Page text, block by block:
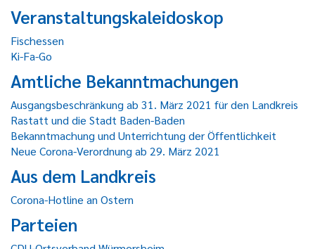
Veranstaltungskaleidoskop
Fischessen
Ki-Fa-Go
Amtliche Bekanntmachungen
Ausgangsbeschränkung ab 31. März 2021 für den Landkreis
Rastatt und die Stadt Baden-Baden
Bekanntmachung und Unterrichtung der Öffentlichkeit
Neue Corona-Verordnung ab 29. März 2021
Aus dem Landkreis
Corona-Hotline an Ostern
Parteien